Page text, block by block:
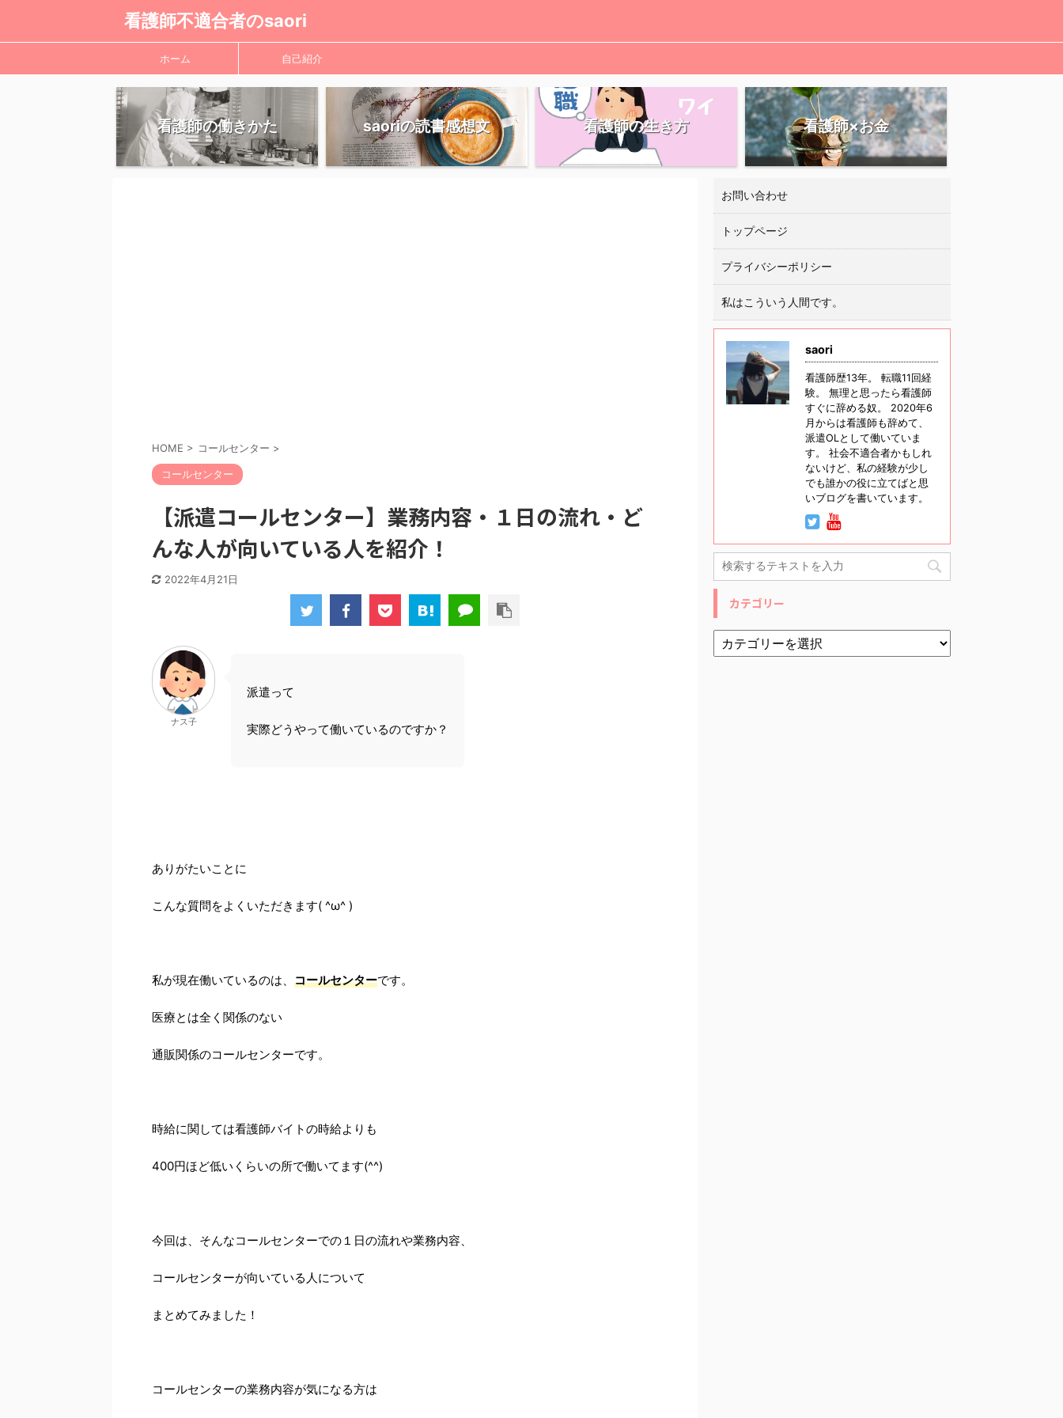
看護師不適合者のsaori
ホーム 自己紹介
看護師の働きかた saoriの読書感想文 看護師の生き方 看護師×お金
HOME > コールセンター >
コールセンター
【派遣コールセンター】業務内容・１日の流れ・ど
んな人が向いている人を紹介！
2022年4月21日
ナス子
派遣って
実際どうやって働いているのですか？
ありがたいことに
こんな質問をよくいただきます( ^ω^ )
私が現在働いているのは、 コールセンターです。
医療とは全く関係のない
通販関係のコールセンターです。
時給に関しては看護師バイトの時給よりも
400円ほど低いくらいの所で働いてます(^^)
今回は、そんなコールセンターでの１日の流れや業務内容、
コールセンターが向いている人について
まとめてみました！
コールセンターの業務内容が気になる方は
お問い合わせ
トップページ
プライバシーポリシー
私はこういう人間です。
saori
看護師歴13年。 転職11回経
験。 無理と思ったら看護師
すぐに辞める奴。 2020年6
月からは看護師も辞めて、
派遣OLとして働いていま
す。 社会不適合者かもしれ
ないけど、私の経験が少し
でも誰かの役に立てばと思
いブログを書いています。
カテゴリー